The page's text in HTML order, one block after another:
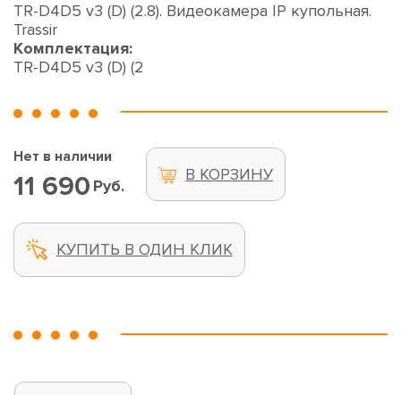
TR-D4D5 v3 (D) (2.8). Видеокамера IP купольная.
Trassir
Комплектация:
TR-D4D5 v3 (D) (2
Нет в наличии
11 690 Руб.
В КОРЗИНУ
КУПИТЬ В ОДИН КЛИК